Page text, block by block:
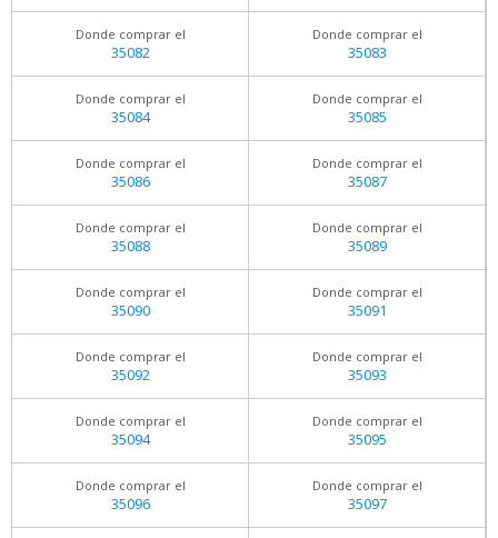
Donde comprar el
35082
Donde comprar el
35083
Donde comprar el
35084
Donde comprar el
35085
Donde comprar el
35086
Donde comprar el
35087
Donde comprar el
35088
Donde comprar el
35089
Donde comprar el
35090
Donde comprar el
35091
Donde comprar el
35092
Donde comprar el
35093
Donde comprar el
35094
Donde comprar el
35095
Donde comprar el
35096
Donde comprar el
35097